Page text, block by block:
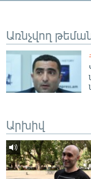
ՏԵՍԱՆՅՈՒԹԵՐ
ԲԱՆԱՎԵՃ
ՁԳՏԵԼՈՎ
Հայերեն
English
Русский
Առնչվող
Արխիվ